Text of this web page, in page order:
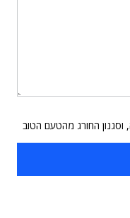
וסגנון החורג מהטעם הטוב